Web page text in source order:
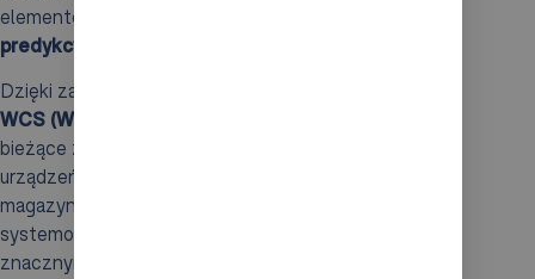
elementem strategii operacyjnej staje się
predykcyjne utrzymanie ruchu
Dzięki zastosowaniu zintegrowanego oprogramowania
WCS (Warehouse Control System)
bieżące zarządzanie ruchem automatycznych
urządzeń.
magazynu oraz przepływu zamówień pozwala
systemowi optymalizować trasy pracy, co w
znacznym stopniu redukuje ryzyko zatorów i